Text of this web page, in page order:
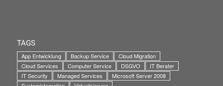
TAGS
App Entwicklung Backup Service
Cloud Migration
Cloud Services
Computer Service DSGVO
IT Berater
IT Security
Managed Services
Microsoft Server 2008